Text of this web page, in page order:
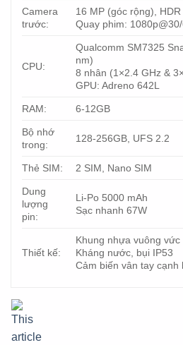
Camera
trước:
16 MP (góc rộng), HDR
Quay phim:
CPU:
Qualcomm SM7325
nm)
8 nhân (1×2.4 GHz &
GPU: Adreno 642L
RAM: 6-12GB
Bộ nhớ
trong:
128-256GB, UFS 2.2
Thẻ SIM: 2 SIM, Nano SIM
Dung
lượng
pin:
Li-Po 5000 mAh
Sạc nhanh 67W
Thiết kế:
Khung nhựa vuông vức
Kháng nước, bụi IP53
Cảm biến vân tay cạnh